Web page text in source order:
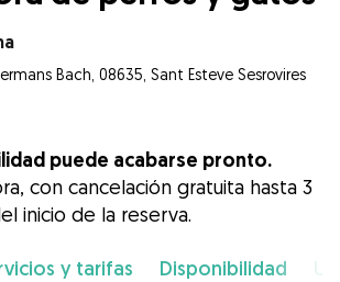
Bach, 08635, Sant Esteve Sesrovires
puede acabarse pronto.
con cancelación gratuita hasta 3
inicio de la reserva.
y tarifas Disponibilidad